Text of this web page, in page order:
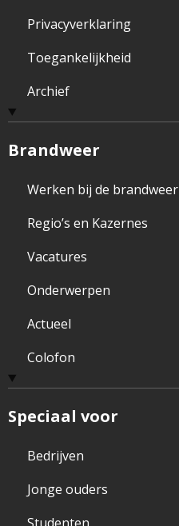
Privacyverklaring
Toegankelijkheid
Archief
Brandweer
Werken bij de brandweer
Regio’s en Kazernes
Vacatures
Onderwerpen
Actueel
Colofon
Speciaal voor
Bedrijven
Jonge ouders
Studenten